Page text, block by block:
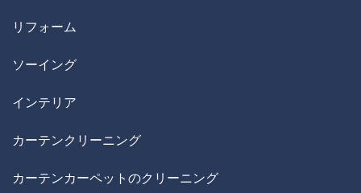
リフォーム
ソーイング
インテリア
カーテンクリーニング
カーテンカーペットのクリーニング